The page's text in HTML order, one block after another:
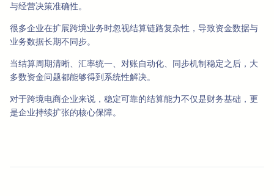
与经营决策准确性。
很多企业在扩展跨境业务时忽视结算链路复杂性，导致资金数据与
业务数据长期不同步。
当结算周期清晰、汇率统一、对账自动化、同步机制稳定之后，大
多数资金问题都能够得到系统性解决。
对于跨境电商企业来说，稳定可靠的结算能力不仅是财务基础，更
是企业持续扩张的核心保障。